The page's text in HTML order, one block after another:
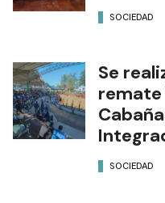
SOCIEDAD
Se
remate
SOCIEDAD